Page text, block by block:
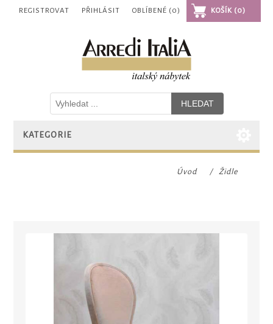
REGISTROVAT PŘIHLÁSIT OBLÍBENÉ (0) KOŠÍK (0)
KATEGORIE
Úvod / Židle